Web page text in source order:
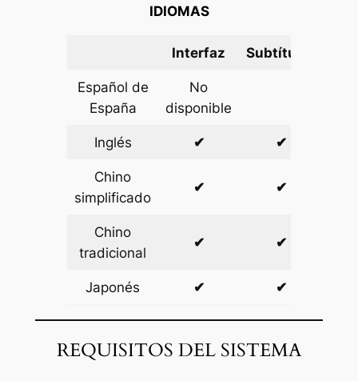
IDIOMAS
Interfaz Subtítulos
Español de
España
No
disponible
Inglés ✔ ✔
Chino
simplificado
✔ ✔
Chino
tradicional
✔ ✔
Japonés ✔ ✔
REQUISITOS DEL SISTEMA